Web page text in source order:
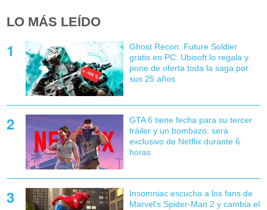
LO MÁS LEÍDO
Ghost Recon: Future Soldier
gratis en PC: Ubisoft lo regala y
pone de oferta toda la saga por
sus 25 años
GTA 6 tiene fecha para su tercer
tráiler y un bombazo: será
exclusivo de Netflix durante 6
horas
Insomniac escucha a los fans de
Marvel's Spider-Man 2 y cambia el